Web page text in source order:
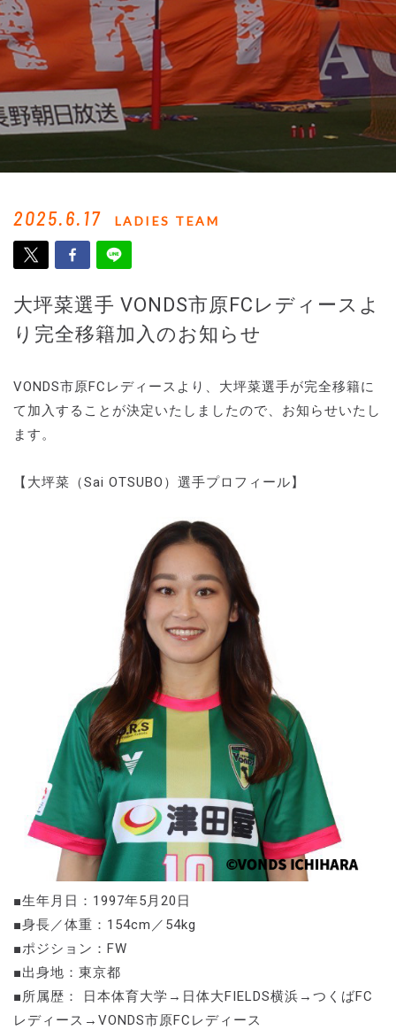
2025.6.17 LADIES TEAM
大坪菜選手 VONDS市原FCレディースよ
り完全移籍加入のお知らせ
VONDS市原FCレディースより、大坪菜選手が完全移籍に
て加入することが決定いたしましたので、お知らせいたし
ます。
【大坪菜（Sai OTSUBO）選手プロフィール】
■生年月日：1997年5月20日
■身長／体重：154cm／54kg
■ポジション：FW
■出身地：東京都
■所属歴： 日本体育大学→日体大FIELDS横浜→つくばFC
レディース→VONDS市原FCレディース